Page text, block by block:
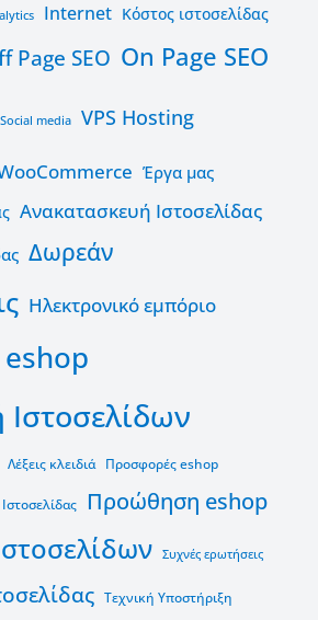
Internet Kόστος ιστοσελίδας
Page SEO On Page SEO
Social media VPS Hosting
Έργα μας
Ανακατασκευή Ιστοσελίδας
Δωρεάν
Ηλεκτρονικό εμπόριο
Λέξεις κλειδιά Προσφορές eshop
Προώθηση eshop
Συχνές ερωτήσεις
Τεχνική Υποστήριξη